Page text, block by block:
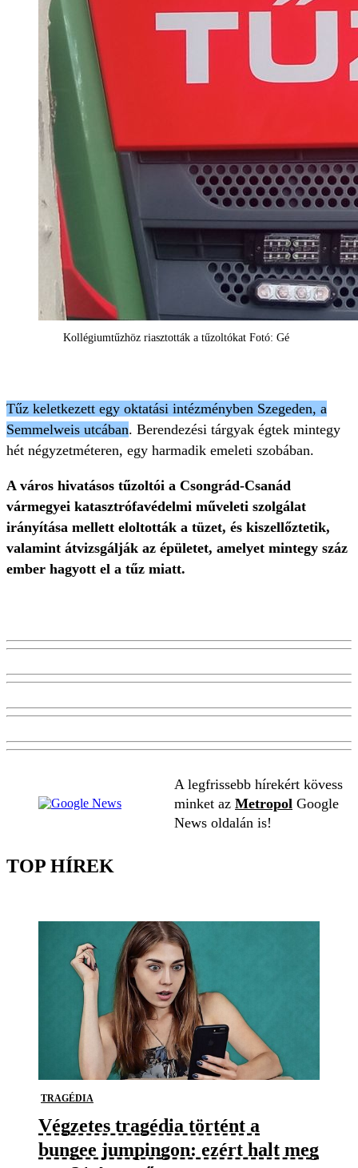
Kollégiumtűzhöz riasztották a tűzoltókat Fotó: Gé
Tűz keletkezett egy oktatási intézményben Szegeden, a
Semmelweis utcában. Berendezési tárgyak égtek mintegy
hét négyzetméteren, egy harmadik emeleti szobában.
A város hivatásos tűzoltói a Csongrád-Csanád
vármegyei katasztrófavédelmi műveleti szolgálat
irányítása mellett eloltották a tüzet, és kiszellőztetik,
valamint átvizsgálják az épületet, amelyet mintegy száz
ember hagyott el a tűz miatt.
A legfrissebb hírekért kövess
minket az Metropol Google
News oldalán is!
TOP HÍREK
TRAGÉDIA
Végzetes tragédia történt a
bungee jumpingon: ezért halt meg